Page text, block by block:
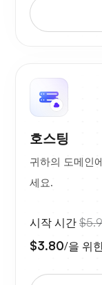
호스팅
귀하의 도메인
세요.
시작 시간
$3.80/을 위